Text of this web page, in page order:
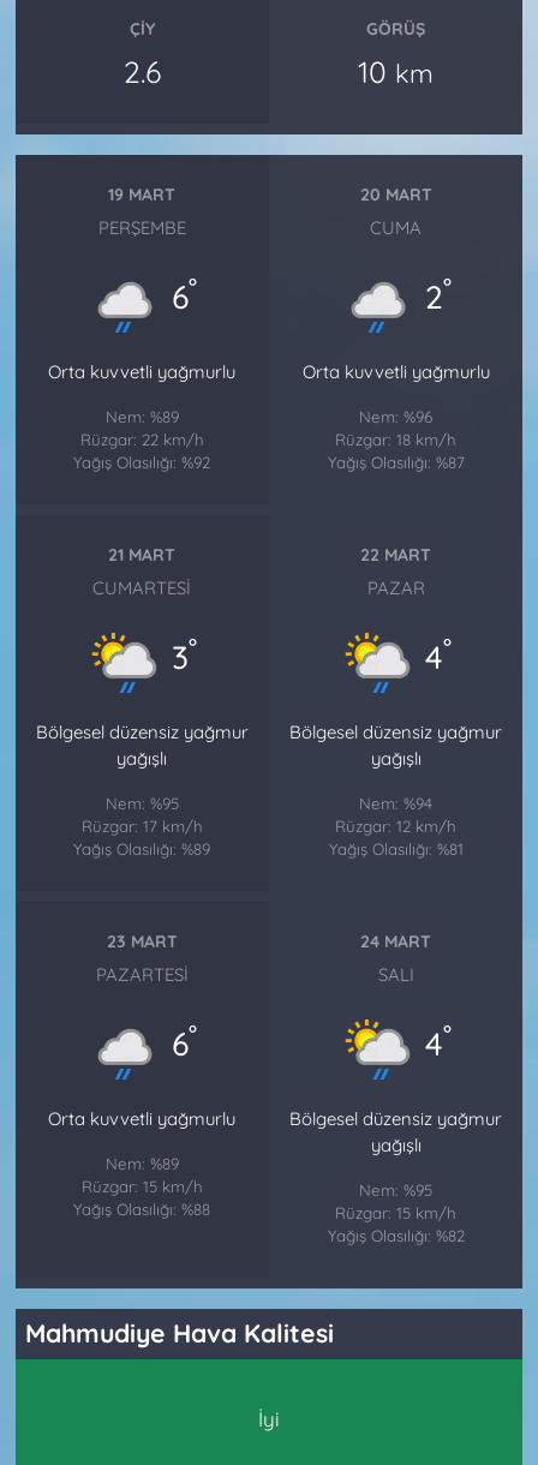
ÇIY
2.6
GÖRÜŞ
10 km
19 MART
PERŞEMBE
6°
Orta kuvvetli yağmurlu
Nem: %89
Rüzgar: 22 km/h
Yağış Olasılığı: %92
20 MART
CUMA
2°
Orta kuvvetli yağmurlu
Nem: %96
Rüzgar: 18 km/h
Yağış Olasılığı: %87
21 MART
CUMARTESI
3°
Bölgesel düzensiz yağmur
yağışlı
Nem: %95
Rüzgar: 17 km/h
Yağış Olasılığı: %89
22 MART
PAZAR
4°
Bölgesel düzensiz yağmur
yağışlı
Nem: %94
Rüzgar: 12 km/h
Yağış Olasılığı: %81
23 MART
PAZARTESI
6°
Orta kuvvetli yağmurlu
Nem: %89
Rüzgar: 15 km/h
Yağış Olasılığı: %88
24 MART
SALI
4°
Bölgesel düzensiz yağmur
yağışlı
Nem: %95
Rüzgar: 15 km/h
Yağış Olasılığı: %82
Mahmudiye Hava Kalitesi
İyi